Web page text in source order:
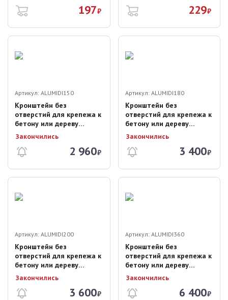
197₽ 229₽
Артикул: ALUMIDI150
Кронштейн без
отверстий для крепежа к
бетону или дереву
ALUMIDI 15cм
Закончились
2 960₽
Артикул: ALUMIDI180
Кронштейн без
отверстий для крепежа к
бетону или дереву
ALUMIDI 18cм
Закончились
3 400₽
Артикул: ALUMIDI200
Кронштейн без
отверстий для крепежа к
бетону или дереву
ALUMIDI 20cм
Закончились
3 600₽
Артикул: ALUMIDI360
Кронштейн без
отверстий для крепежа к
бетону или дереву
ALUMIDI 36cм
Закончились
6 400₽